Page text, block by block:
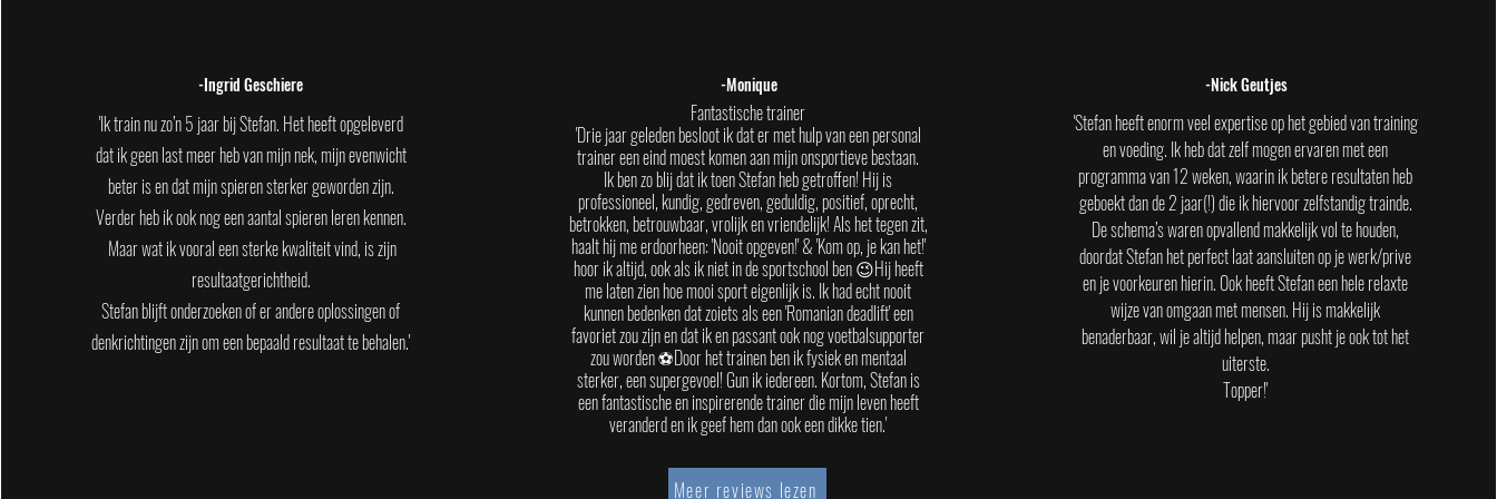
-Ingrid Geschiere
'Ik train nu zo’n 5 jaar bij Stefan. Het heeft opgeleverd
dat ik geen last meer heb van mijn nek, mijn evenwicht
beter is en dat mijn spieren sterker geworden zijn.
Verder heb ik ook nog een aantal spieren leren kennen.
Maar wat ik vooral een sterke kwaliteit vind, is zijn
resultaatgerichtheid.
Stefan blijft onderzoeken of er andere oplossingen of
denkrichtingen zijn om een bepaald resultaat te behalen.'
-Monique
Fantastische trainer
'Drie jaar geleden besloot ik dat er met hulp van een personal
trainer een eind moest komen aan mijn onsportieve bestaan.
Ik ben zo blij dat ik toen Stefan heb getroffen! Hij is
professioneel, kundig, gedreven, geduldig, positief, oprecht,
betrokken, betrouwbaar, vrolijk en vriendelijk! Als het tegen zit,
haalt hij me erdoorheen: 'Nooit opgeven!' & 'Kom op, je kan het!'
hoor ik altijd, ook als ik niet in de sportschool ben 😉Hij heeft
me laten zien hoe mooi sport eigenlijk is. Ik had echt nooit
kunnen bedenken dat zoiets als een 'Romanian deadlift' een
favoriet zou zijn en dat ik en passant ook nog voetbalsupporter
zou worden ⚽️Door het trainen ben ik fysiek en mentaal
sterker, een supergevoel! Gun ik iedereen. Kortom, Stefan is
een fantastische en inspirerende trainer die mijn leven heeft
veranderd en ik geef hem dan ook een dikke tien.'
Meer reviews lezen
-Nick Geutjes
'Stefan heeft enorm veelexpertise op het gebied van training
en voeding. Ik heb dat zelf mogen ervaren met een
programma van 12 weken, waarin ik betere resultaten heb
geboekt dan de 2 jaar(!) die ik hiervoor zelfstandig trainde.
De schema’s waren opvallend makkelijk vol te houden,
doordat Stefan het perfect laat aansluiten op je werk/prive
en je voorkeuren hierin. Ook heeft Stefan een hele relaxte
wijze van omgaan met mensen. Hij is makkelijk
benaderbaar, wil je altijd helpen, maar pusht je ook tot het
uiterste.
Topper!'